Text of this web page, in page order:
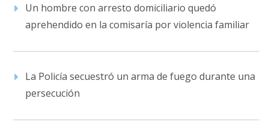
Un hombre con arresto domiciliario quedó
aprehendido en la comisaría por violencia familiar
La Policía secuestró un arma de fuego durante una
persecución